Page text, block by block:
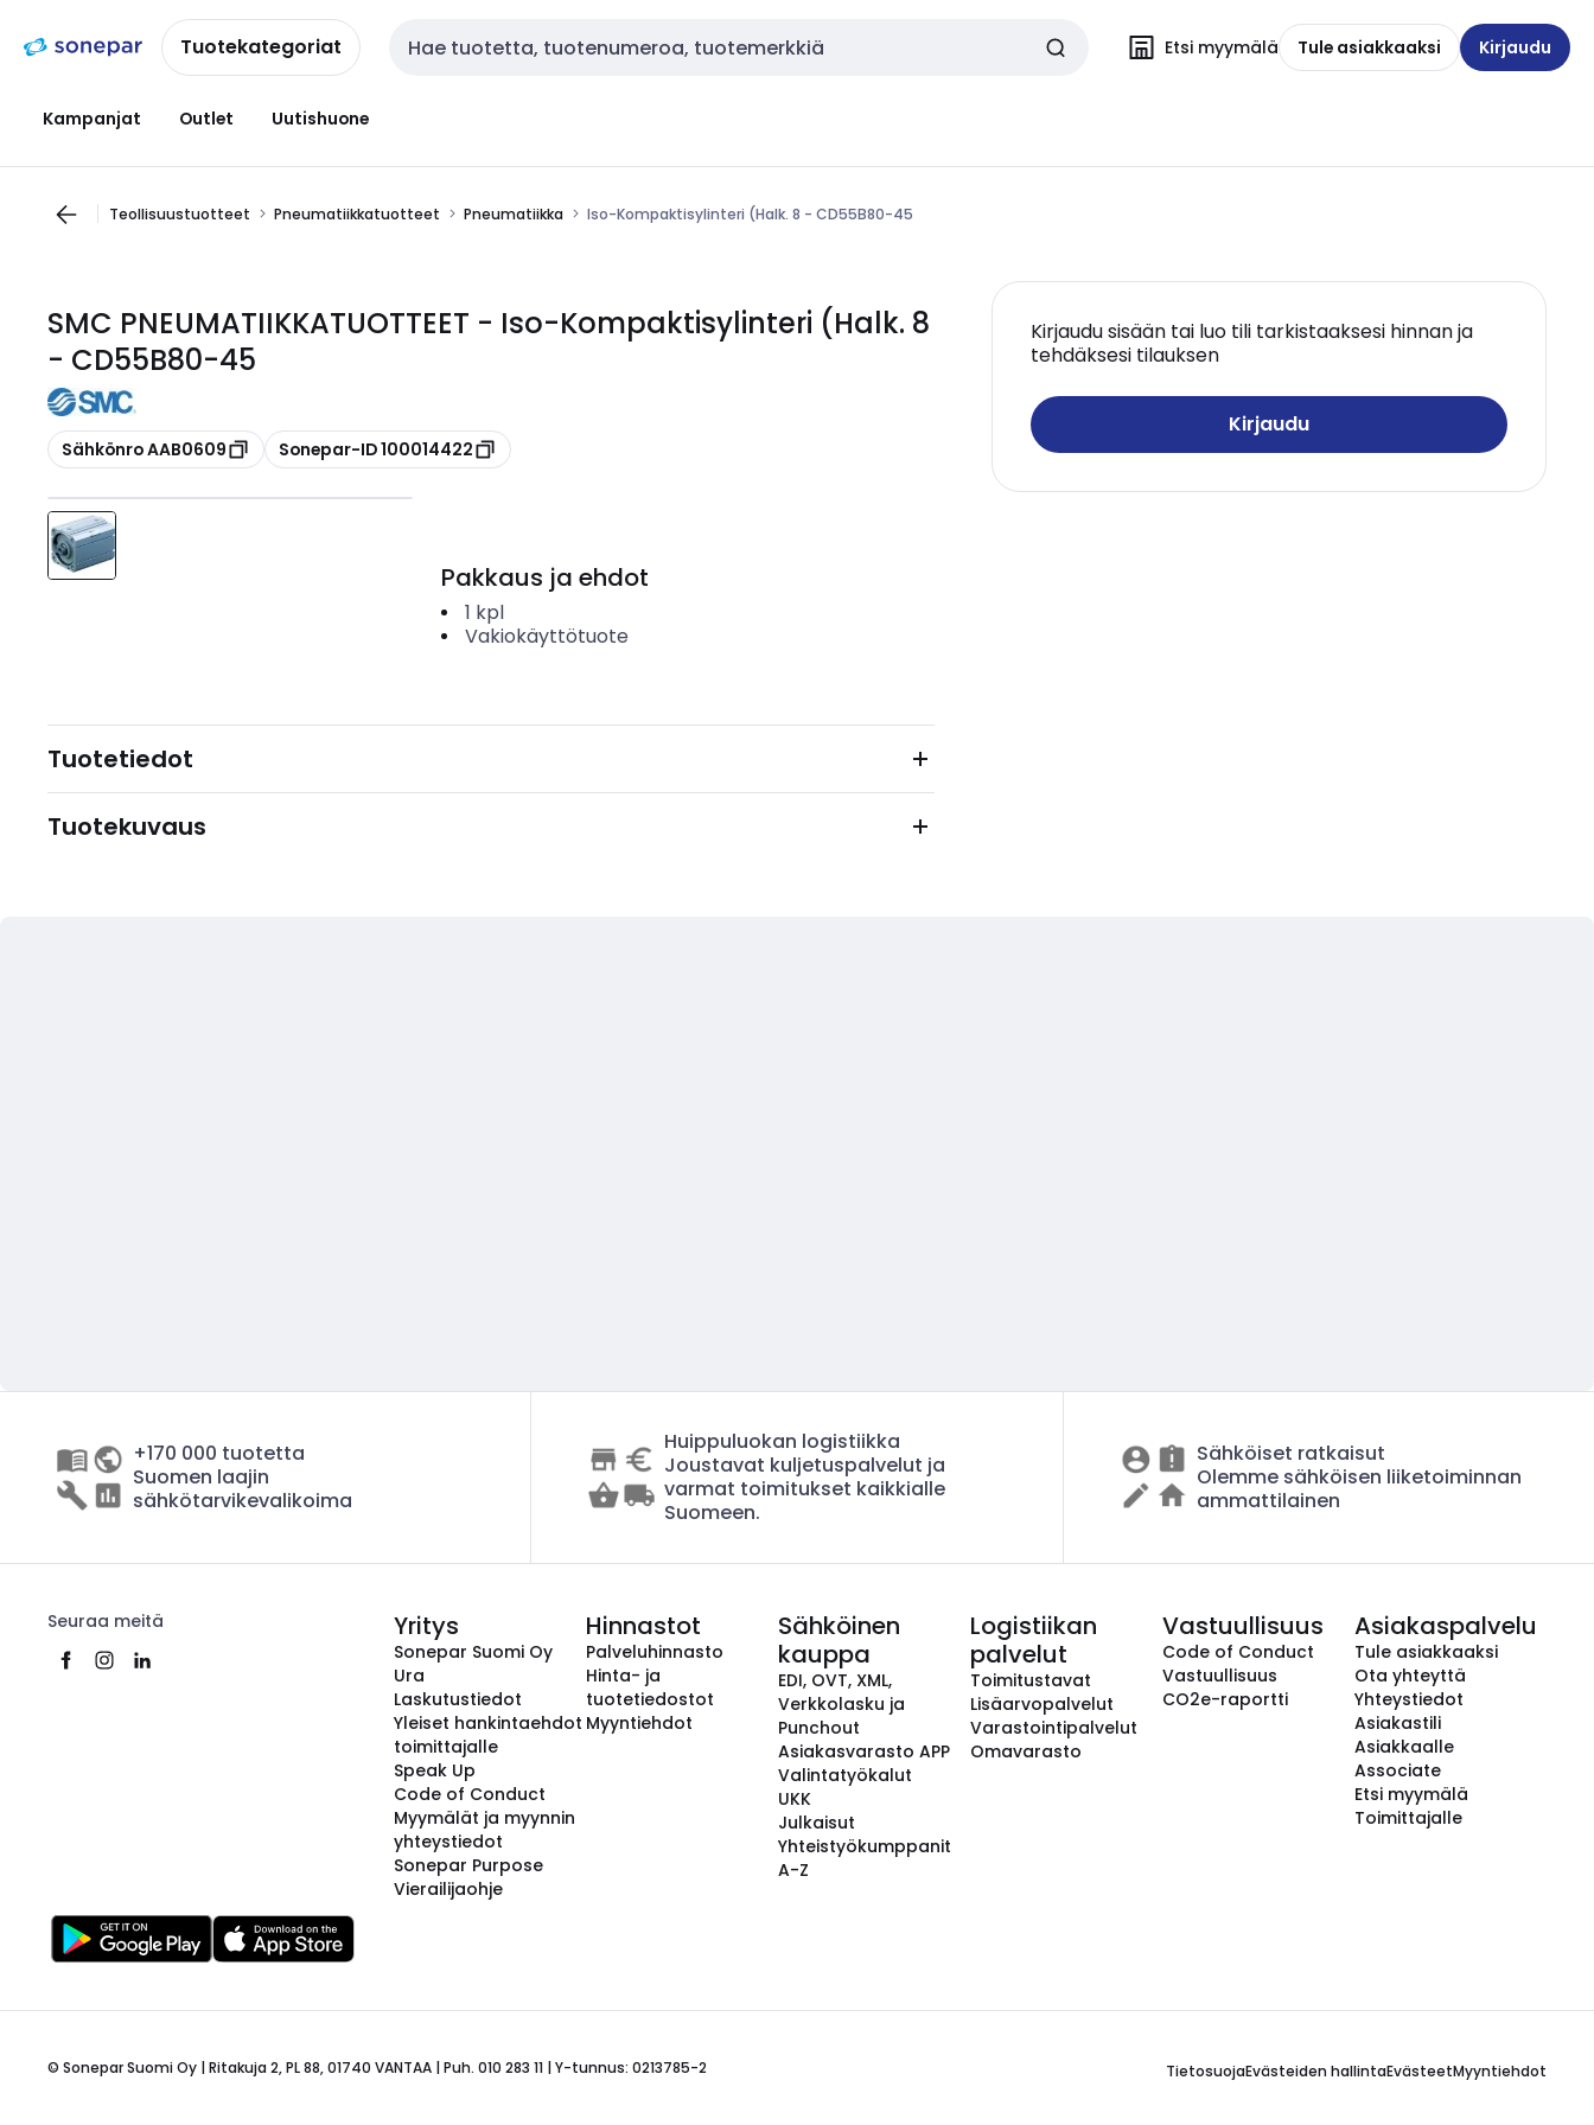
navigointiinsisältöönTuotekategoriat Haku Etsi myymälä Tule asiakkaaksi Kirjaudu
Kampanjat Outlet Uutishuone
Teollisuustuotteet Pneumatiikkatuotteet Pneumatiikka Iso-Kompaktisylinteri (Halk. 8 - CD55B80-45
SMC PNEUMATIIKKATUOTTEET - Iso-Kompaktisylinteri (Halk. 8
- CD55B80-45
Kopioi
Sähkönro AAB0609 Kopioi
Sonepar-ID 100014422
Kirjaudu sisään tai luo tili tarkistaaksesi hinnan ja
tehdäksesi tilauksen
Kirjaudu
Pakkaus ja ehdot
1 kpl
Vakiokäyttötuote
Tuotetiedot
Tuotekuvaus
+170 000 tuotetta
Suomen laajin
sähkötarvikevalikoima
Huippuluokan logistiikka
Joustavat kuljetuspalvelut ja
varmat toimitukset kaikkialle
Suomeen.
Sähköiset ratkaisut
Olemme sähköisen liiketoiminnan
ammattilainen
Seuraa meitä Yritys
Sonepar Suomi Oy
Ura
Laskutustiedot
Yleiset hankintaehdot
toimittajalle
Speak Up
Code of Conduct
Myymälät ja myynnin
yhteystiedot
Sonepar Purpose
Vierailijaohje
Hinnastot
Palveluhinnasto
Hinta- ja
tuotetiedostot
Myyntiehdot
Sähköinen
kauppa
EDI, OVT, XML,
Verkkolasku ja
Punchout
Asiakasvarasto APP
Valintatyökalut
UKK
Julkaisut
Yhteistyökumppanit
A-Z
Logistiikan
palvelut
Toimitustavat
Lisäarvopalvelut
Varastointipalvelut
Omavarasto
Vastuullisuus
Code of Conduct
Vastuullisuus
CO2e-raportti
Asiakaspalvelu
Tule asiakkaaksi
Ota yhteyttä
Yhteystiedot
Asiakastili
Asiakkaalle
Associate
Etsi myymälä
Toimittajalle
© Sonepar Suomi Oy | Ritakuja 2, PL 88, 01740 VANTAA | Puh. 010 283 11 | Y-tunnus: 0213785-2 TietosuojaEvästeiden hallintaEvästeetMyyntiehdot